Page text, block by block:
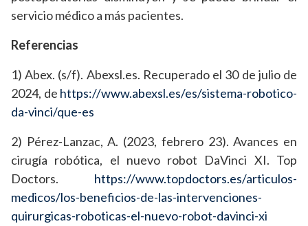
servicio médico a más pacientes.
Referencias
1) Abex. (s/f). Abexsl.es. Recuperado el 30 de julio de
2024, de https://www.abexsl.es/es/sistema-robotico-
da-vinci/que-es
2) Pérez-Lanzac, A. (2023, febrero 23). Avances en
cirugía robótica, el nuevo robot DaVinci XI. Top
Doctors. https://www.topdoctors.es/articulos-
medicos/los-beneficios-de-las-intervenciones-
quirurgicas-roboticas-el-nuevo-robot-davinci-xi